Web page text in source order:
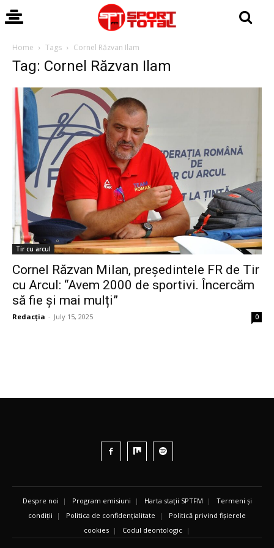
Home Tags Cornel Răzvan Ilam
Tag: Cornel Răzvan Ilam
Tir cu arcul
Cornel Răzvan Milan, președintele FR de Tir
cu Arcul: “Avem 2000 de sportivi. Încercăm
să fie și mai mulți”
Redacția - July 15, 2025 0
Despre noi | Program emisiuni | Harta stații SPTFM | Termeni și
condiții | Politica de confidențialitate | Politică privind fișierele
cookies | Codul deontologic |